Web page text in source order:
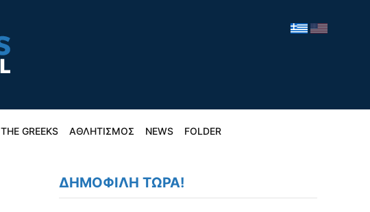
THE GREEKS ΑΘΛΗΤΙΣΜΟΣ NEWS FOLDER
ΔΗΜΟΦΙΛΗ ΤΩΡΑ!